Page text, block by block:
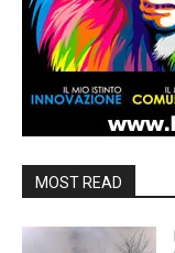
MOST READ